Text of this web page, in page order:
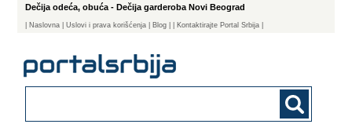
Dečija odeća, obuća - Dečija garderoba Novi Beograd
Naslovna | Uslovi i prava korišćenja Blog | Kontaktirajte Portal Srbija |